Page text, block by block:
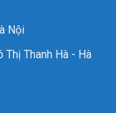
Nội
Thị Thanh Hà - Hà